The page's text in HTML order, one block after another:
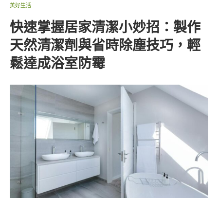
美好生活
快速掌握居家清潔小妙招：製作
天然清潔劑與省時除塵技巧，輕
鬆達成浴室防霉